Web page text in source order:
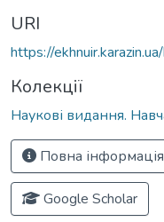
URI
https://
Колекції
Наукові видання.
Повна
Google Scholar